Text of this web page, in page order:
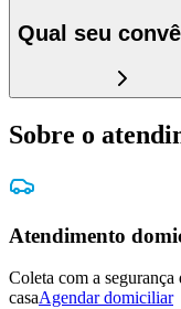
Qual seu
Sobre o
Atendimento
Coleta com a
casaAgendar domiciliar